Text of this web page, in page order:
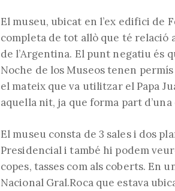
El museu, ubicat en l’ex edifici de
completa de tot allò que té relació
de l’Argentina. El punt negatiu és
Noche de los Museos tenen
el mateix que va utilitzar el Papa
aquella nit, ja que forma part d’una
El museu consta de 3 sales i dos
Presidencial i també hi podem
copes, tasses com als coberts. En
Nacional Gral.Roca que estava